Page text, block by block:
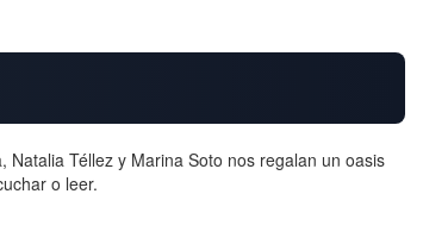
Natalia Téllez y Marina Soto nos regalan un oasis
o leer.